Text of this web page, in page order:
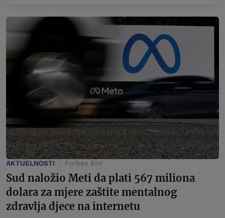
AKTUELNOSTI Forbes BiH
Sud naložio Meti da plati 567 miliona
dolara za mjere zaštite mentalnog
zdravlja djece na internetu